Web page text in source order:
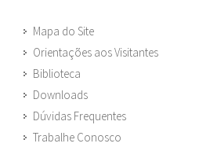
Mapa do Site
Orientações aos Visitantes
Biblioteca
Downloads
Dúvidas Frequentes
Trabalhe Conosco